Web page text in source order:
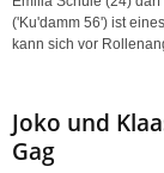
('Ku'damm 56') ist
kann sich vor
Joko und
Gag